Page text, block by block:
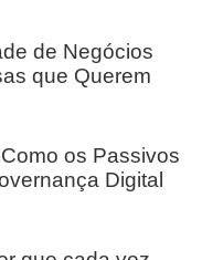
de Negócios
que Querem
os Passivos
Digital